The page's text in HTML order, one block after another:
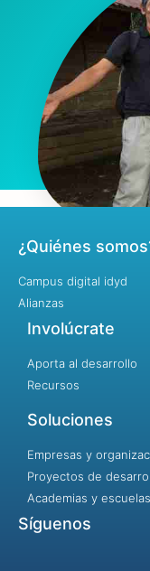
¿Quiénes
Campus digital idyd
Alianzas
Involúcrate
Aporta al desarrollo
Recursos
Soluciones
Empresas y
Proyectos de
Academias y escuelas
Síguenos